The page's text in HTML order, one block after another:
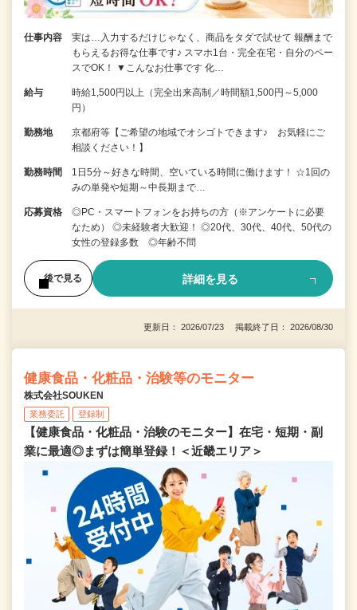
仕事内容
実は…入力するだけじゃなく、商品をタダで試せて 報酬まで
もらえるお得な仕事です♪ スマホ1台・完全在宅・自分のペー
スでOK！ ▼こんなお仕事です 化…
給与
時給1,500円以上（完全出来高制／時間額1,500円～5,000
円）
勤務地
京都府等【ご希望の地域でオシゴトできます♪ お気軽にご
相談ください！】
勤務時間
1日5分～好きな時間、空いている時間に働けます！ ☆1回の
みの単発や短期～中長期まで…
応募資格
◎PC・スマートフォンをお持ちの方（※アンケートに必要
なため） ◎未経験者大歓迎！ ◎20代、30代、40代、50代の
女性の登録多数 ◎年齢不問
後で見る 詳細を見る
更新日： 2026/07/23 掲載終了日： 2026/08/30
健康食品・化粧品・治験等のモニター
株式会社SOUKEN
業務委託 登録制
【健康食品・化粧品・治験のモニター】在宅・短期・副
業に最適◎まずは簡単登録！＜近畿エリア＞